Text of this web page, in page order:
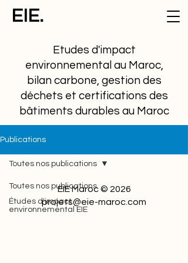
EIE.
Etudes d'impact
environnemental au Maroc,
bilan carbone, gestion des
déchets et certifications des
bâtiments durables au Maroc
Publications
Toutes nos publications
Études d'impact
environnemental EIE
Toutes nos publications
EIE Maroc © 2026
projets@eie-maroc.com